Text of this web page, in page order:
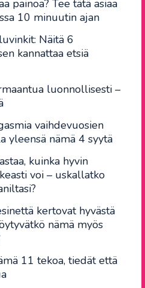
painoa? Tee tätä asiaa
10 minuutin ajan
Näitä 6
kannattaa etsiä
luonnollisesti –
vaihdevuosien
yleensä nämä 4 syytä
kuinka hyvin
voi – uskallatko
kertovat hyvästä
nämä myös
11 tekoa, tiedät että